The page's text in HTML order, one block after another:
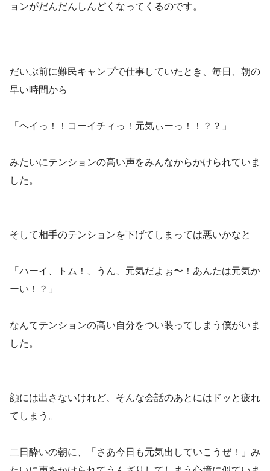
ョンがだんだんしんどくなってくるのです。
だいぶ前に難民キャンプで仕事していたとき、毎日、朝の
早い時間から
「ヘイっ！！コーイチィっ！元気ぃーっ！！？？」
みたいにテンションの高い声をみんなからかけられていま
した。
そして相手のテンションを下げてしまっては悪いかなと
「ハーイ、トム！、うん、元気だよぉ〜！あんたは元気か
ーい！？」
なんてテンションの高い自分をつい装ってしまう僕がいま
した。
顔には出さないけれど、そんな会話のあとにはドッと疲れ
てしまう。
二日酔いの朝に、「さあ今日も元気出していこうぜ！」み